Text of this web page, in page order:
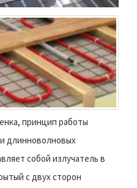
принцип работы
длинноволновых
собой излучатель в
с двух сторон